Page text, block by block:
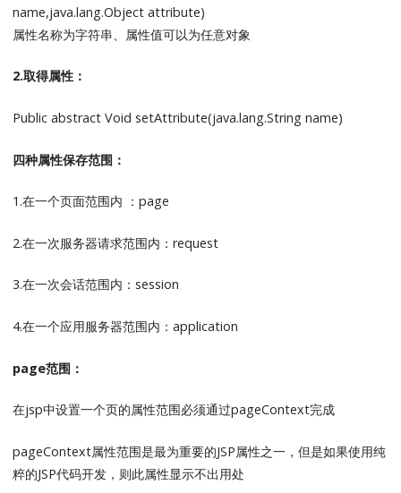
name,java.lang.Object attribute)
属性名称为字符串、属性值可以为任意对象
2.取得属性：
Public abstract Void setAttribute(java.lang.String name)
四种属性保存范围：
1.在一个页面范围内 ：page
2.在一次服务器请求范围内：request
3.在一次会话范围内：session
4.在一个应用服务器范围内：application
page范围：
在jsp中设置一个页的属性范围必须通过pageContext完成
pageContext属性范围是最为重要的JSP属性之一，但是如果使用纯
粹的JSP代码开发，则此属性显示不出用处